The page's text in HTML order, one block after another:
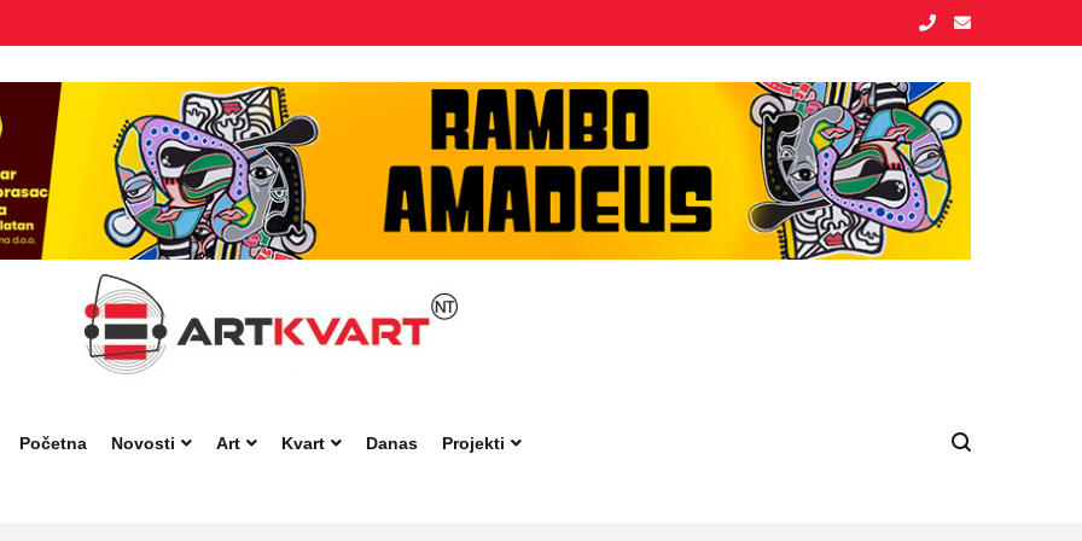
Početna
Novosti Art Kvart Danas Projekti